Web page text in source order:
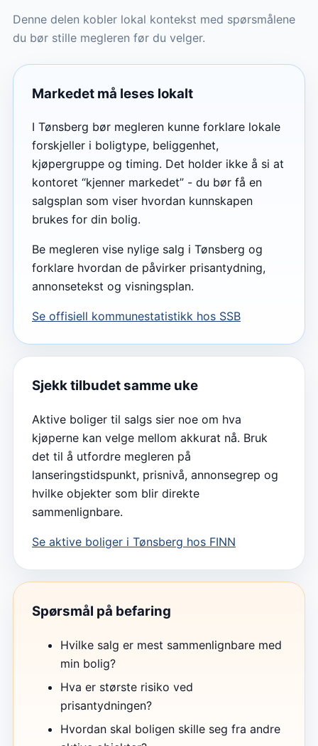
Denne delen kobler lokal kontekst med spørsmålene
du bør stille megleren før du velger.
Markedet må leses lokalt
I Tønsberg bør megleren kunne forklare lokale
forskjeller i boligtype, beliggenhet,
kjøpergruppe og timing. Det holder ikke å si at
kontoret “kjenner markedet” - du bør få en
salgsplan som viser hvordan kunnskapen
brukes for din bolig.
Be megleren vise nylige salg i Tønsberg og
forklare hvordan de påvirker prisantydning,
annonsetekst og visningsplan.
Se offisiell kommunestatistikk hos SSB
Sjekk tilbudet samme uke
Aktive boliger til salgs sier noe om hva
kjøperne kan velge mellom akkurat nå. Bruk
det til å utfordre megleren på
lanseringstidspunkt, prisnivå, annonsegrep og
hvilke objekter som blir direkte
sammenlignbare.
Se aktive boliger i Tønsberg hos FINN
Spørsmål på befaring
Hvilke salg er mest sammenlignbare med
min bolig?
Hva er største risiko ved
prisantydningen?
Hvordan skal boligen skille seg fra andre